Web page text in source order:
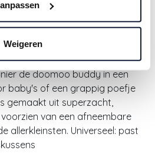
Weigeren
hoes transformeert op een
de doomoo buddy in een
baby's of een grappig poefje
gemaakt uit superzacht,
van een afneembare
allerkleinsten. Universeel: past